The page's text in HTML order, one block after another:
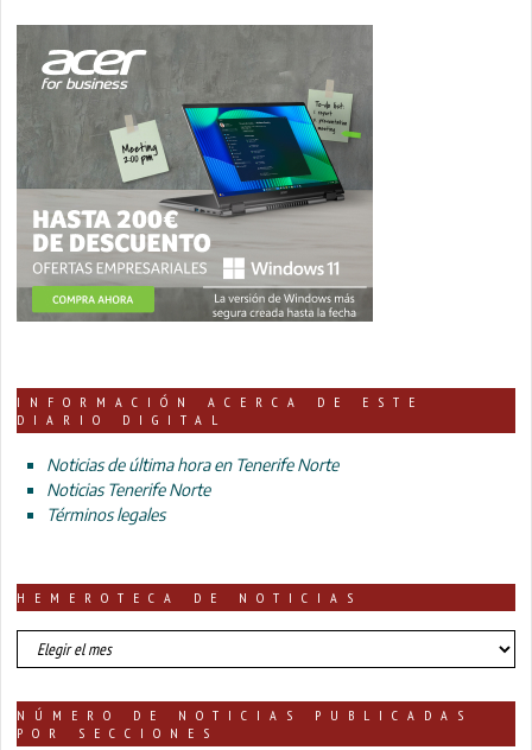
INFORMACIÓN ACERCA DE ESTE
DIARIO DIGITAL
Noticias de última hora en Tenerife Norte
Noticias Tenerife Norte
Términos legales
HEMEROTECA DE NOTICIAS
HEMEROTECA
DE
NÚMERO DE NOTICIAS PUBLICADAS
POR SECCIONES